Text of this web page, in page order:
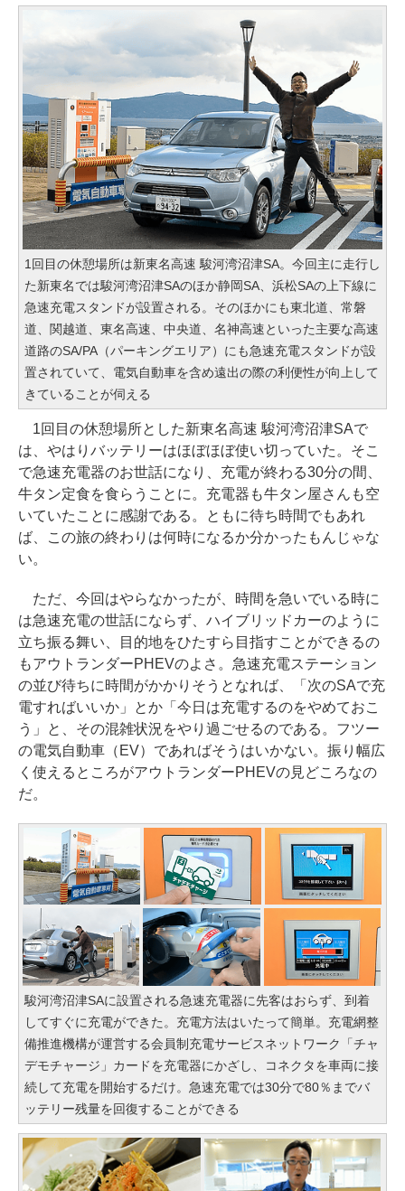
1回目の休憩場所は新東名高速 駿河湾沼津SA。今回主に走行し
た新東名では駿河湾沼津SAのほか静岡SA、浜松SAの上下線に
急速充電スタンドが設置される。そのほかにも東北道、常磐
道、関越道、東名高速、中央道、名神高速といった主要な高速
道路のSA/PA（パーキングエリア）にも急速充電スタンドが設
置されていて、電気自動車を含め遠出の際の利便性が向上して
きていることが伺える
1回目の休憩場所とした新東名高速 駿河湾沼津SAで
は、やはりバッテリーはほぼほぼ使い切っていた。そこ
で急速充電器のお世話になり、充電が終わる30分の間、
牛タン定食を食らうことに。充電器も牛タン屋さんも空
いていたことに感謝である。ともに待ち時間でもあれ
ば、この旅の終わりは何時になるか分かったもんじゃな
い。
ただ、今回はやらなかったが、時間を急いでいる時に
は急速充電の世話にならず、ハイブリッドカーのように
立ち振る舞い、目的地をひたすら目指すことができるの
もアウトランダーPHEVのよさ。急速充電ステーション
の並び待ちに時間がかかりそうとなれば、「次のSAで充
電すればいいか」とか「今日は充電するのをやめておこ
う」と、その混雑状況をやり過ごせるのである。フツー
の電気自動車（EV）であればそうはいかない。振り幅広
く使えるところがアウトランダーPHEVの見どころなの
だ。
駿河湾沼津SAに設置される急速充電器に先客はおらず、到着
してすぐに充電ができた。充電方法はいたって簡単。充電網整
備推進機構が運営する会員制充電サービスネットワーク「チャ
デモチャージ」カードを充電器にかざし、コネクタを車両に接
続して充電を開始するだけ。急速充電では30分で80％までバ
ッテリー残量を回復することができる